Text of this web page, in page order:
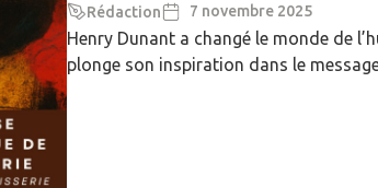
Rédaction 7 novembre 2025
Henry Dunant a changé le monde de
plonge son inspiration dans le